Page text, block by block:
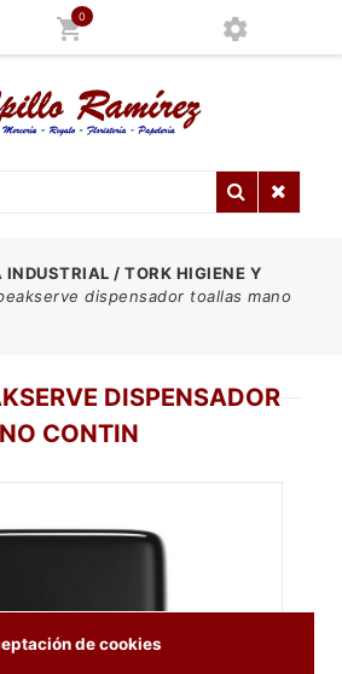
0
INDUSTRIAL /TORK HIGIENE Y
dispensador toallas mano
DISPENSADOR
CONTIN
de cookies